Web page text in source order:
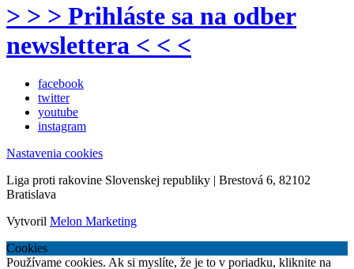
> > > Prihláste sa na odber
newslettera < < <
facebook
twitter
youtube
instagram
Nastavenia cookies
Liga proti rakovine Slovenskej republiky | Brestová 6, 82102
Bratislava
Vytvoril Melon Marketing
Cookies
Používame cookies. Ak si myslíte, že je to v poriadku, kliknite na